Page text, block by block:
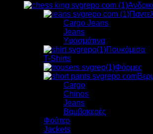
Cargo Jeans
Jeans
Υφασμάτινα
Πουκάμισα
T-Shirts
Φόρμες
Cargo
Chinos
Jeans
Βαμβακερές
Φούτερ
Jackets